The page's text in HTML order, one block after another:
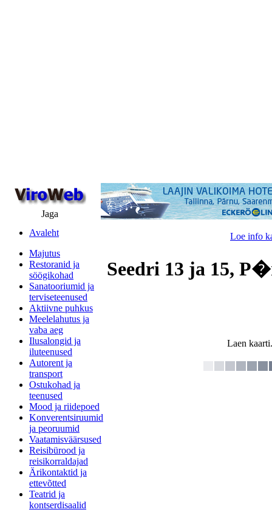
Jaga
Avaleht
Majutus
Restoranid ja
söögikohad
Sanatooriumid ja
terviseteenused
Aktiivne puhkus
Meelelahutus ja
vaba aeg
Ilusalongid ja
iluteenused
Autorent ja
transport
Ostukohad ja
teenused
Mood ja riidepoed
Konverentsiruumid
ja peoruumid
Vaatamisväärsused
Reisibürood ja
reisikorraldajad
Ärikontaktid ja
ettevõtted
Teatrid ja
kontserdisaalid
Loe info
Seedri 13 ja 15,
Laen